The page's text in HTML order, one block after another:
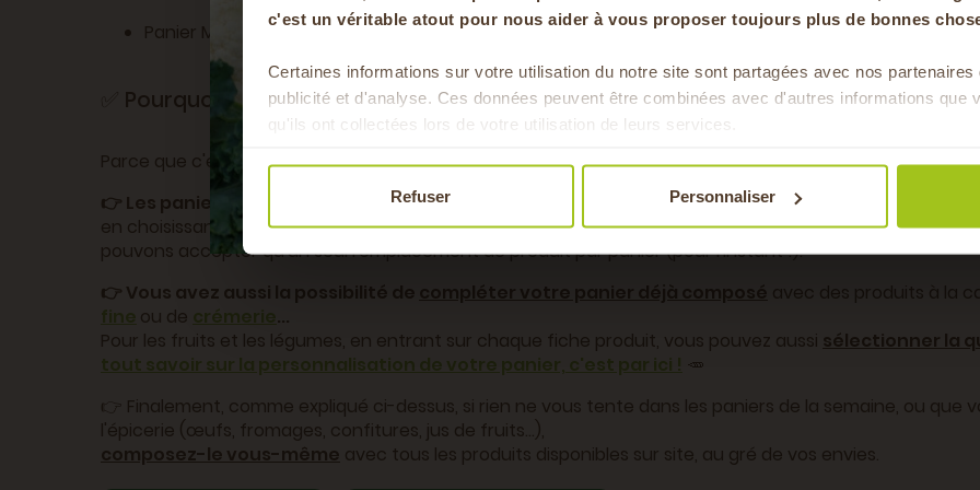
c'est un véritable atout pour nous aider à vous proposer toujours plus de bonnes
Certaines informations sur votre utilisation du notre site sont partagées avec nos
publicité et d'analyse. Ces données peuvent être combinées avec d'autres informations que
qu'ils ont collectées lors de votre utilisation de leurs services.
Refuser Personnaliser
Panier MAXI (pour une famille c'est l'idéal)
Pourquoi c'est top ?
Parce que c'est flexible.
👉 Les paniers déjà composés
sontpersonnalisables : vous pouvez ymodifier un article vous
en choisissant un autre article dans le menu déroulant proposé (à prix équivalent ou inférieur). Pour
pouvons accepter qu'un seul remplacement de produit par panier (pour l'instant !).
👉 Vous avez aussi la possibilité de
fine ou de crémerie...
Pour les fruits et les légumes, en entrant sur chaque fiche produit, vous pouvez aussi sélectionner la
tout savoir sur la personnalisation de votre panier, c'est par ici ! 🥕​
👉 Finalement, comme expliqué ci-dessus, si rien ne vous tente dans les paniers de la semaine, ou
l'épicerie (œufs, fromages, confitures, jus de fruits...),
composez-le vous-même avec tous les produits disponibles sur site, au gré de vos envies.
Pour faire le plein chaque
&